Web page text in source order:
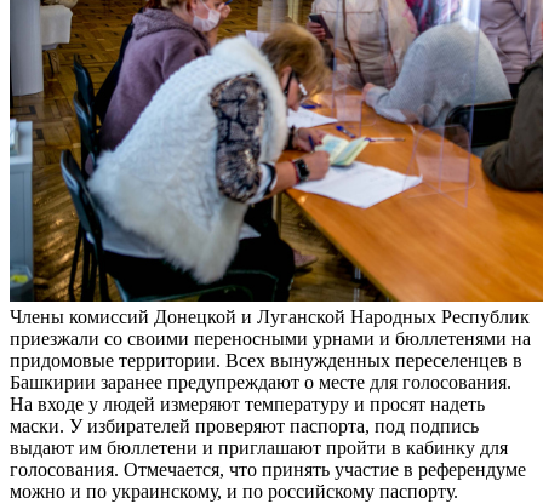
Члены комиссий Донецкой и Луганской Народных Республик
приезжали со своими переносными урнами и бюллетенями на
придомовые территории. Всех вынужденных переселенцев в
Башкирии заранее предупреждают о месте для голосования.
На входе у людей измеряют температуру и просят надеть
маски. У избирателей проверяют паспорта, под подпись
выдают им бюллетени и приглашают пройти в кабинку для
голосования. Отмечается, что принять участие в референдуме
можно и по украинскому, и по российскому паспорту.